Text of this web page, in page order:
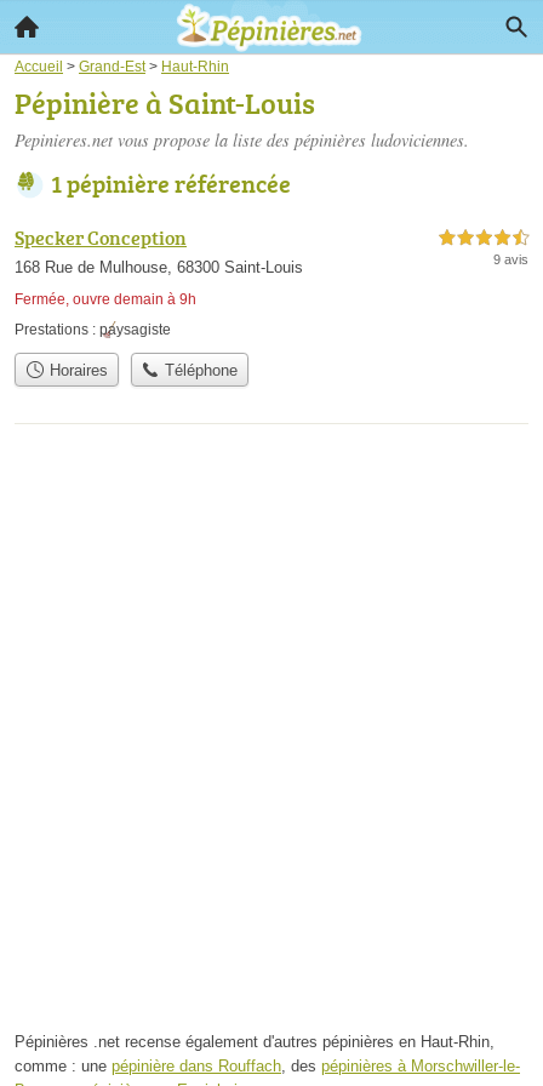
Accueil > Grand-Est> Haut-Rhin
Pépinière à Saint-Louis
Pepinieres.net vous propose la liste des pépinières ludoviciennes.
1 pépinière référencée
Specker Conception
168 Rue de Mulhouse, 68300 Saint-Louis
Fermée, ouvre demain à 9h
4,5 étoiles sur 5
9 avis
Prestations : paysagiste
Horaires Téléphone
Pépinières .net recense également d'autres pépinières en Haut-Rhin,
comme : une pépinière dans Rouffach, des pépinières à Morschwiller-le-